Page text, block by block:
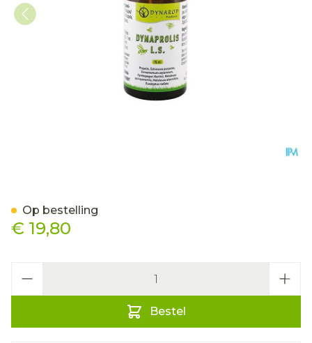
€ 19,80
Bestel
Op bestelling